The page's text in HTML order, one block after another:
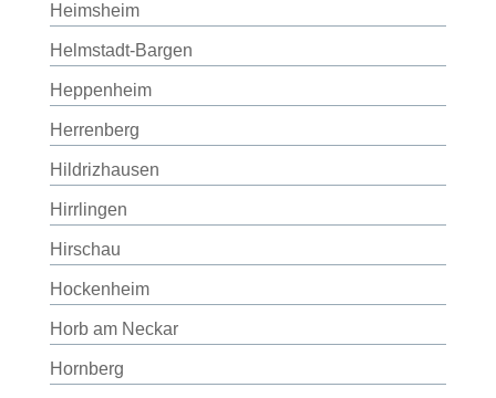
Heimsheim
Helmstadt-Bargen
Heppenheim
Herrenberg
Hildrizhausen
Hirrlingen
Hirschau
Hockenheim
Horb am Neckar
Hornberg